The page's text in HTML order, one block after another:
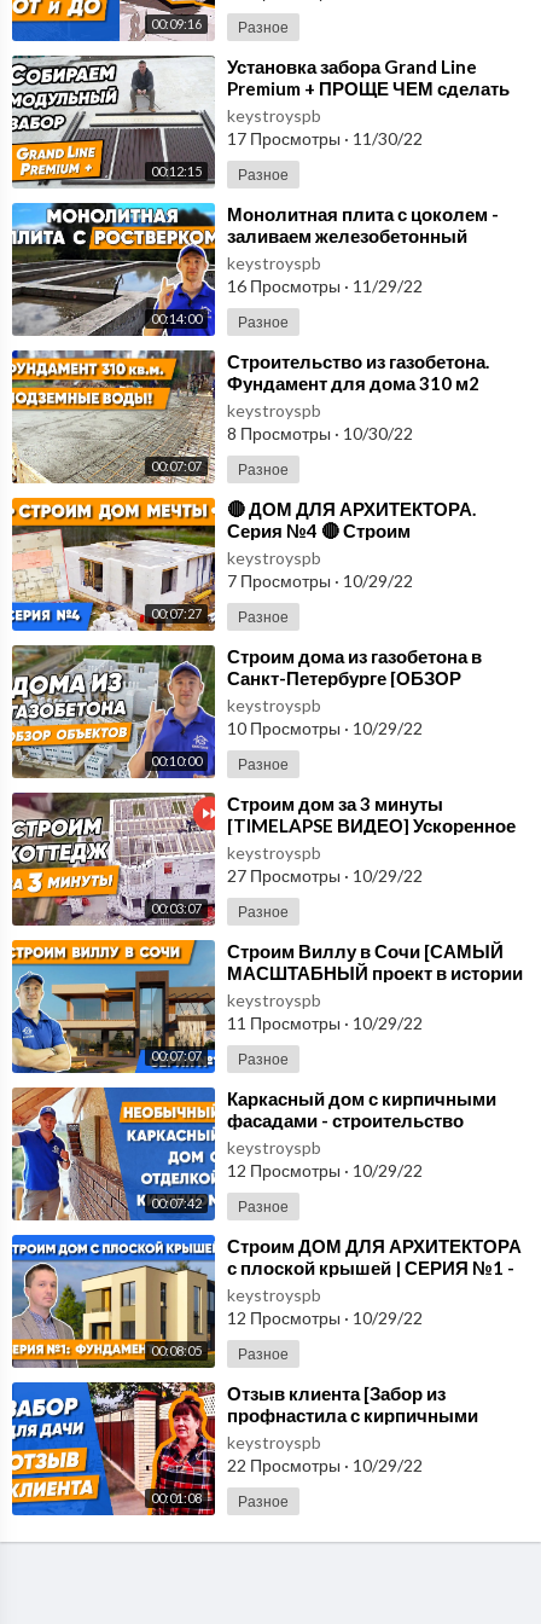
#Забор #3дЗабор#ЗаборИзПрофлиста #ЗаборИзПрофнастила
#ЗаборСвоимиРуками #СтроительнаяКомпания #ХорошиеСтр
оители #КейСтрой
Ссылка на видео:https://youtu.be/4IQth_LEB8U
Cсылка на плейлист:https://www.youtube.com/playli....st?list=P
L92K2njE1vI
00:09:16 Разное
00:12:15
⁣Установка забора Grand Line
Premium + ПРОЩЕ ЧЕМ сделать
забор из профнастила своими
руками
keystroyspb
17 Просмотры · 11/30/22
Разное
00:14:00
⁣Монолитная плита с цоколем -
заливаем железобетонный
фундамент своими руками
keystroyspb
16 Просмотры · 11/29/22
Разное
00:07:07
⁣Строительство из газобетона.
Фундамент для дома 310 м2
Участок с грунтовыми водами
Строим загородны
keystroyspb
8 Просмотры · 10/30/22
Разное
00:07:27
⁣🔴 ДОМ ДЛЯ АРХИТЕКТОРА.
Серия №4 🔴 Строим
современный дом с плоской
крышей. Возводим первый этаж
keystroyspb
7 Просмотры · 10/29/22
Разное
00:10:00
⁣Строим дома из газобетона в
Санкт-Петербурге [ОБЗОР
ОБЪЕКТОВ] Строительство
домов из газоблока
keystroyspb
10 Просмотры · 10/29/22
Разное
00:03:07
⁣Строим дом за 3 минуты
[TIMELAPSE ВИДЕО] Ускоренное
строительство дома из
газобетона под ключ в СПб
keystroyspb
27 Просмотры · 10/29/22
Разное
00:07:07
⁣Строим Виллу в Сочи [САМЫЙ
МАСШТАБНЫЙ проект в истории
компании] Участок с перепадом
17м. СЕРИЯ №1
keystroyspb
11 Просмотры · 10/29/22
Разное
00:07:42
⁣Каркасный дом с кирпичными
фасадами - строительство
каркасного дома своими руками
keystroyspb
12 Просмотры · 10/29/22
Разное
00:08:05
⁣Строим ДОМ ДЛЯ АРХИТЕКТОРА
с плоской крышей | СЕРИЯ №1 -
Готовим фундамент под заливку
бетоном
keystroyspb
12 Просмотры · 10/29/22
Разное
00:01:08
⁣Отзыв клиента [Забор из
профнастила с кирпичными
столбами в Покровке] Заказать
забор под ключ в СПб
keystroyspb
22 Просмотры · 10/29/22
Разное